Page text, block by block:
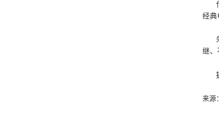
经典
继、
来源